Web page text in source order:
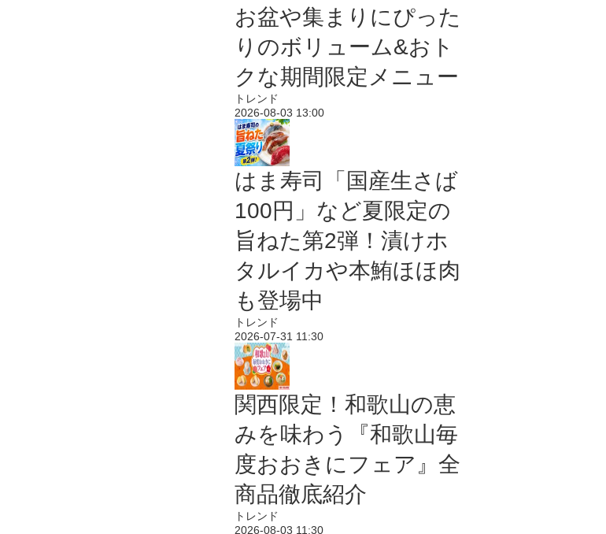
お盆や集まりにぴった
りのボリューム&おト
クな期間限定メニュー
トレンド
2026-08-03 13:00
はま寿司「国産生さば
100円」など夏限定の
旨ねた第2弾！漬けホ
タルイカや本鮪ほほ肉
も登場中
トレンド
2026-07-31 11:30
関西限定！和歌山の恵
みを味わう『和歌山毎
度おおきにフェア』全
商品徹底紹介
トレンド
2026-08-03 11:30